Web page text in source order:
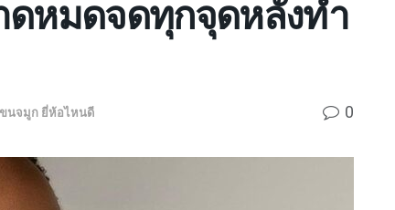
ดหมดจดทุกจุดหลังทำ
ขนจมูก ยี่ห้อไหนดี 0